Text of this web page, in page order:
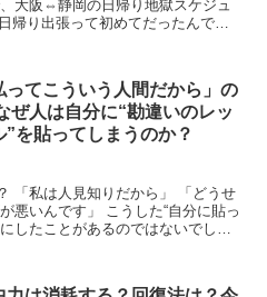
ってこういう人間だから」の
ぜ人は自分に“勘違いのレッ
”を貼ってしまうのか？
うした“自分に貼っ
したことがあるのではないでしょ